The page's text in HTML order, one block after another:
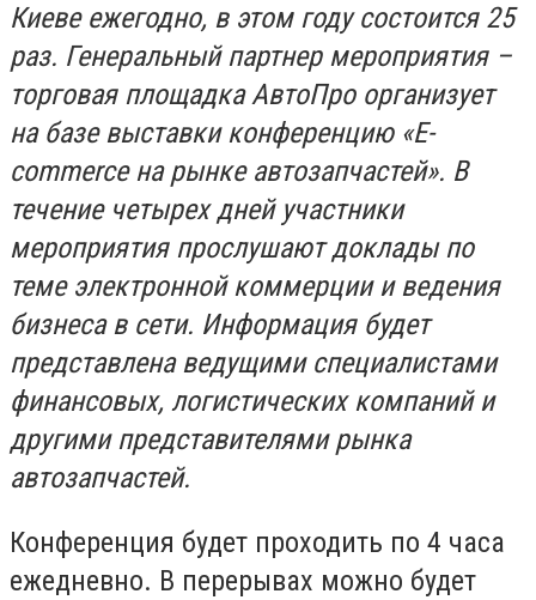
Киеве ежегодно, в этом году состоится 25
раз. Генеральный партнер мероприятия –
торговая площадка АвтоПро организует
на базе выставки конференцию «E-
commerce на рынке автозапчастей». В
течение четырех дней участники
мероприятия прослушают доклады по
теме электронной коммерции и ведения
бизнеса в сети. Информация будет
представлена ведущими специалистами
финансовых, логистических компаний и
другими представителями рынка
автозапчастей.
Конференция будет проходить по 4 часа
ежедневно. В перерывах можно будет